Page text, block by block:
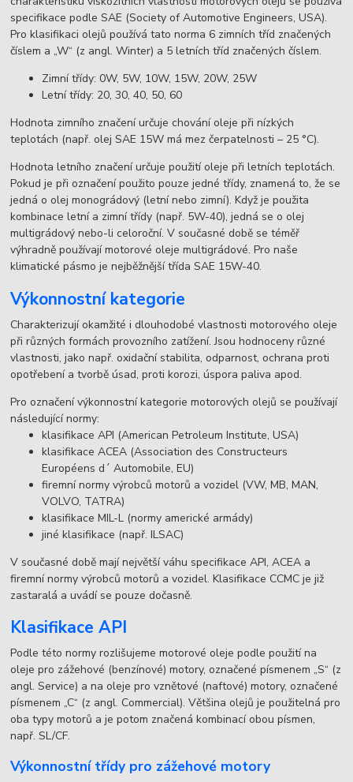
specifikace podle SAE (Society of Automotive Engineers, USA).
Pro klasifikaci olejů používá tato norma 6 zimních tříd značených
číslem a „W“ (z angl. Winter) a 5 letních tříd značených číslem.
Zimní třídy: 0W, 5W, 10W, 15W, 20W, 25W
Letní třídy: 20, 30, 40, 50, 60
Hodnota zimního značení určuje chování oleje při nízkých
teplotách (např. olej SAE 15W má mez čerpatelnosti – 25 °C).
Hodnota letního značení určuje použití oleje při letních teplotách.
Pokud je při označení použito pouze jedné třídy, znamená to, že se
jedná o olej monográdový (letní nebo zimní). Když je použita
kombinace letní a zimní třídy (např. 5W-40), jedná se o olej
multigrádový nebo-li celoroční. V současné době se téměř
výhradně používají motorové oleje multigrádové. Pro naše
klimatické pásmo je nejběžnější třída SAE 15W-40.
Výkonnostní kategorie
Charakterizují okamžité i dlouhodobé vlastnosti motorového oleje
při různých formách provozního zatížení. Jsou hodnoceny různé
vlastnosti, jako např. oxidační stabilita, odparnost, ochrana proti
opotřebení a tvorbě úsad, proti korozi, úspora paliva apod.
Pro označení výkonnostní kategorie motorových olejů se používají
následující normy:
klasifikace API (American Petroleum Institute, USA)
klasifikace ACEA (Association des Constructeurs
Européens d´ Automobile, EU)
firemní normy výrobců motorů a vozidel (VW, MB, MAN,
VOLVO, TATRA)
klasifikace MIL-L (normy americké armády)
jiné klasifikace (např. ILSAC)
V současné době mají největší váhu specifikace API, ACEA a
firemní normy výrobců motorů a vozidel. Klasifikace CCMC je již
zastaralá a uvádí se pouze dočasně.
Klasifikace API
Podle této normy rozlišujeme motorové oleje podle použití na
oleje pro zážehové (benzínové) motory, označené písmenem „S“ (z
angl. Service) a na oleje pro vznětové (naftové) motory, označené
písmenem „C“ (z angl. Commercial). Většina olejů je použitelná pro
oba typy motorů a je potom značená kombinací obou písmen,
např. SL/CF.
Výkonnostní třídy pro zážehové motory